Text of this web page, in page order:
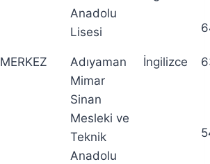
Anadolu
Lisesi
MERKEZ
Adıyaman
Mimar
Sinan
Mesleki ve
Teknik
Anadolu
İngilizce